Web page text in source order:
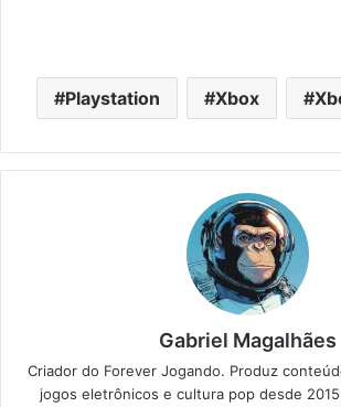
Playstation Xbox
Gabriel Magalhães
Criador do Forever Jogando. Produz
jogos eletrônicos e cultura pop desde